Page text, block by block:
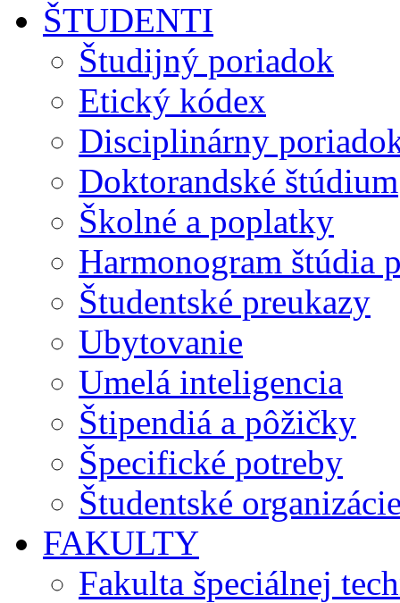
ŠTUDENTI
Študijný poriadok
Etický kódex
Disciplinárny
Doktorandské štúdium
Školné a poplatky
Harmonogram štúdia
Študentské preukazy
Ubytovanie
Umelá inteligencia
Štipendiá a pôžičky
Špecifické potreby
Študentské
FAKULTY
Fakulta špeciálnej